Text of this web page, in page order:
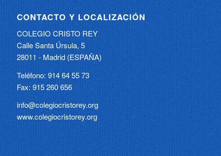
CONTACTO Y LOCALIZACIÓN
COLEGIO CRISTO REY
Calle Santa Úrsula, 5
28011 - Madrid (ESPAÑA)
Teléfono: 914 64 55 73
Fax: 915 260 656
info@colegiocristorey.org
www.colegiocristorey.org